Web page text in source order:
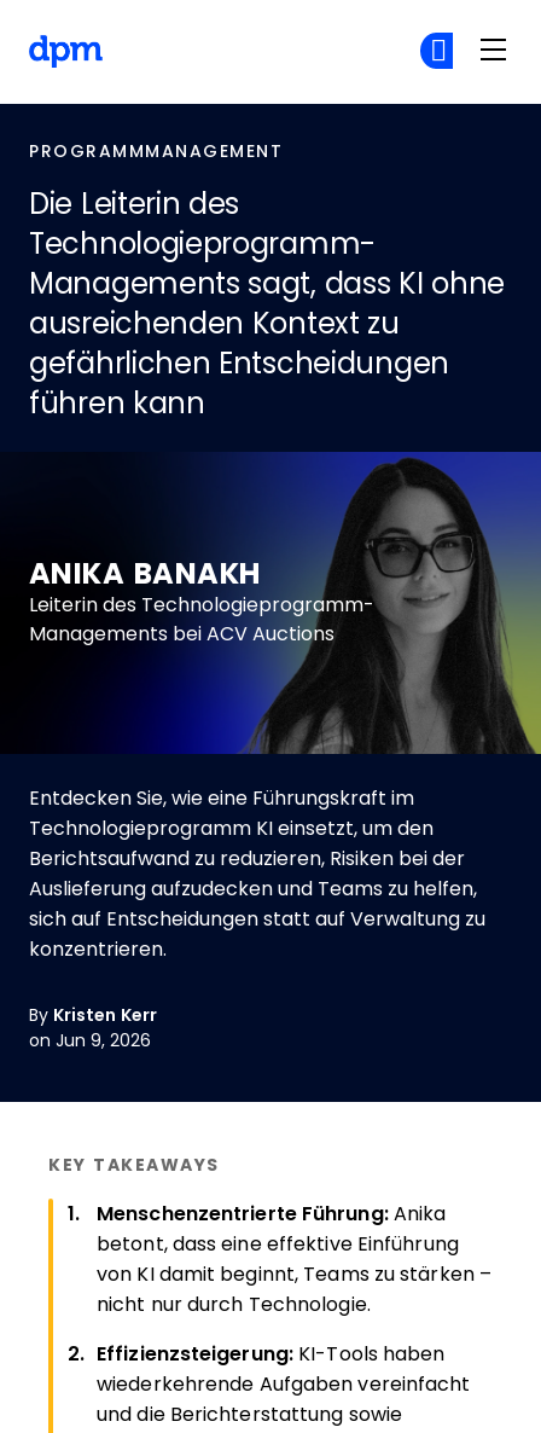
PROGRAMMMANAGEMENT
Die Leiterin des
Technologieprogramm-
Managements sagt, dass KI ohne
ausreichenden Kontext zu
gefährlichen Entscheidungen
führen kann
Entdecken Sie, wie eine Führungskraft im
Technologieprogramm KI einsetzt, um den
Berichtsaufwand zu reduzieren, Risiken bei der
Auslieferung aufzudecken und Teams zu helfen,
sich auf Entscheidungen statt auf Verwaltung zu
konzentrieren.
ANIKA BANAKH
Leiterin des Technologieprogramm-
Managements bei ACV Auctions
By Kristen Kerr
on Jun 9, 2026
KEY TAKEAWAYS
Menschenzentrierte Führung: Anika
betont, dass eine effektive Einführung
von KI damit beginnt, Teams zu stärken –
nicht nur durch Technologie.
Effizienzsteigerung: KI-Tools haben
wiederkehrende Aufgaben vereinfacht
und die Berichterstattung sowie